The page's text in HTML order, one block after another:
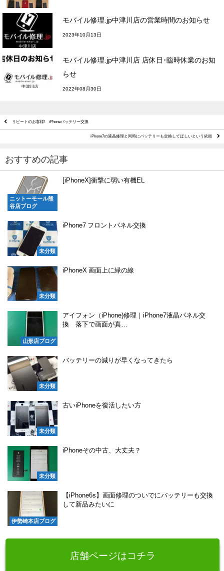
モバイル修理.jp中津川店の営業時間のお知らせ
2023年10月13日
モバイル修理.jp中津川店 店休日･臨時休業のお知
らせ
2022年08月30日
リピートのお客様! iPhoneバッテリー交換
iPhone7の液晶修理と同時にバッテリーも交換してほしいという依頼
おすすめの記事
ニットーモール熊
谷店ブログ
[iPhoneX]衝撃に弱い有機EL
未分類
iPhone7 フロントパネル交換
未分類
iPhoneX 画面上に緑の線
山形店ブログ
アイフォン（iPhone)修理｜iPhone7液晶パネル交
換 落下で画面が真…
未分類
バッテリーの減りが早くなってきたら
未分類
古いiPhoneを復活したい方
未分類
iPhoneその中古、大丈夫？
伊勢崎本店ブログ
【iPhone6s】画面修理のついでにバッテリーも交換
して新品みたいに
店舗ページはコチラ